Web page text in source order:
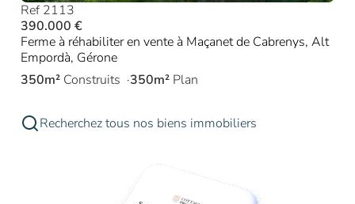
Ref 2113
390.000 €
Ferme à réhabiliter en vente à Maçanet de Cabrenys, Alt
Empordà, Gérone
350m² Construits 350m² Plan
Recherchez tous nos biens immobiliers